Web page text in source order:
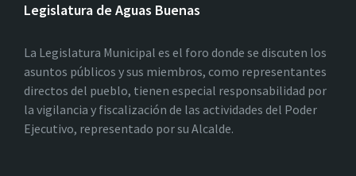
Legislatura de Aguas Buenas
La Legislatura Municipal es el foro donde se discuten los
asuntos públicos y sus miembros, como representantes
directos del pueblo, tienen especial responsabilidad por
la vigilancia y fiscalización de las actividades del Poder
Ejecutivo, representado por su Alcalde.